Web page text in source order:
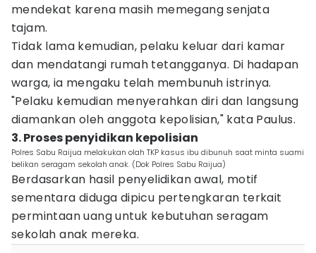
mendekat karena masih memegang senjata
tajam.
Tidak lama kemudian, pelaku keluar dari kamar
dan mendatangi rumah tetangganya. Di hadapan
warga, ia mengaku telah membunuh istrinya.
"Pelaku kemudian menyerahkan diri dan langsung
diamankan oleh anggota kepolisian," kata Paulus.
3. Proses penyidikan kepolisian
Polres Sabu Raijua melakukan olah TKP kasus ibu dibunuh saat minta suami
belikan seragam sekolah anak. (Dok Polres Sabu Raijua)
Berdasarkan hasil penyelidikan awal, motif
sementara diduga dipicu pertengkaran terkait
permintaan uang untuk kebutuhan seragam
sekolah anak mereka.